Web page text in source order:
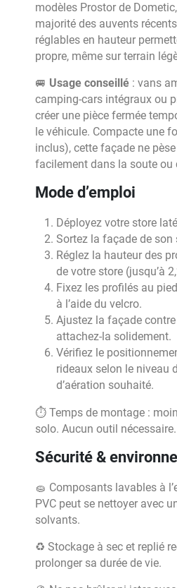
modèles Prostor de
majorité des auvents
réglables en hauteur
propre, même sur terrain
🚐 Usage conseillé : vans
camping-cars intégraux ou
créer une pièce fermée
le véhicule. Compacte une
inclus), cette façade ne
facilement dans la soute ou
Mode d’emploi
Déployez votre store
Sortez la façade de son
Réglez la hauteur des
de votre store (jusqu’à
Fixez les profilés au
à l’aide du velcro.
Ajustez la façade
attachez-la solidement.
Vérifiez le
rideaux selon le niveau
d’aération souhaité.
⏱️ Temps de montage :
solo. Aucun outil nécessaire.
Sécurité &
🧽 Composants lavables à
PVC peut se nettoyer avec
solvants.
♻️ Stockage à sec et replié
prolonger sa durée de vie.